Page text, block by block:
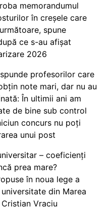
memorandumul
în creșele care
spune
ce s-au afișat
2026
profesorilor care
note mari, dar nu au
În ultimii ani am
de bine sub control
concurs nu poți
unui post
– coeficienți
prea mare?
în noua lege a
din Marea
Vraciu